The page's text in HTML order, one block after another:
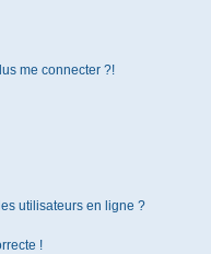
me connecter ?!
utilisateurs en ligne ?
!